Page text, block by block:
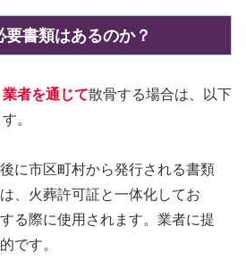
書類はあるのか？
業者を通じて散骨する場合は、以下
。
後に市区町村から発行される書類
、火葬許可証と一体化してお
る際に使用されます。業者に提
です。